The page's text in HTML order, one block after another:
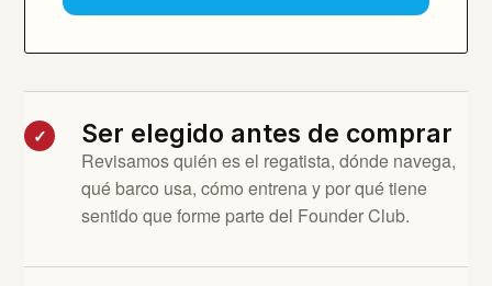
✓ Ser elegido antes de comprar
Revisamos quién es el regatista, dónde navega,
qué barco usa, cómo entrena y por qué tiene
sentido que forme parte del Founder Club.